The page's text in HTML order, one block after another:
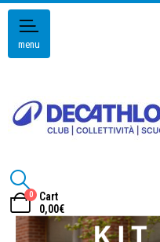
menu
0
Cart
0,00€